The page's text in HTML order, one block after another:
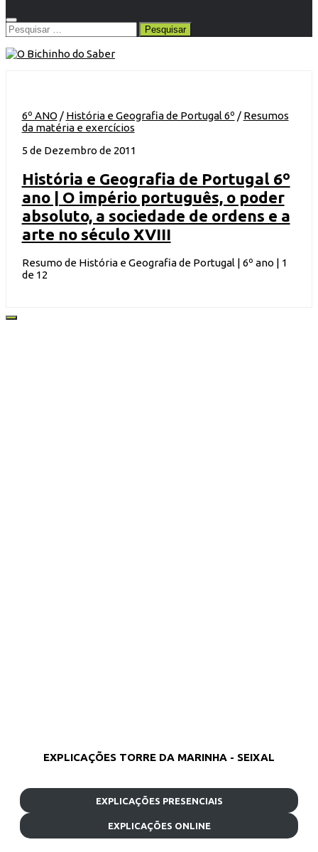
Pesquisar
por:
6º ANO / História e Geografia de Portugal 6º / Resumos
da matéria e exercícios
5 de Dezembro de 2011
História e Geografia de Portugal 6º
ano | O império português, o poder
absoluto, a sociedade de ordens e a
arte no século XVIII
Resumo de História e Geografia de Portugal | 6º ano | 1
de 12
EXPLICAÇÕES TORRE DA MARINHA - SEIXAL
EXPLICAÇÕES PRESENCIAIS
EXPLICAÇÕES ONLINE